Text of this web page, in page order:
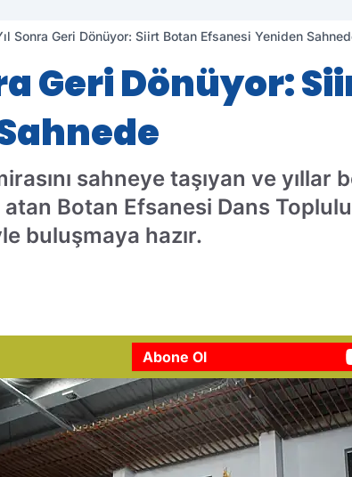
Sonra Geri Dönüyor: Siirt Botan Efsanesi Yeniden
Geri Dönüyor:
sahneye taşıyan ve
Botan Efsanesi Dans
buluşmaya hazır.
Abone Ol